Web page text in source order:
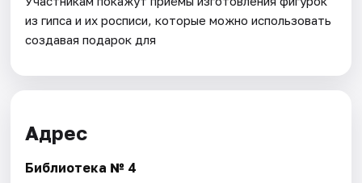
из гипса и их росписи, которые можно использовать
создавая подарок для
Адрес
Библиотека № 4